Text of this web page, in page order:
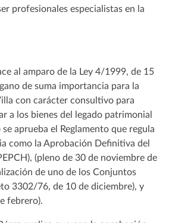
profesionales especialistas en la
al amparo de la Ley 4/1999, de 15
de suma importancia para la
con carácter consultivo para
a los bienes del legado patrimonial
aprueba el Reglamento que regula
como la Aprobación Definitiva del
(pleno de 30 de noviembre de
de uno de los Conjuntos
3302/76, de 10 de diciembre), y
febrero).